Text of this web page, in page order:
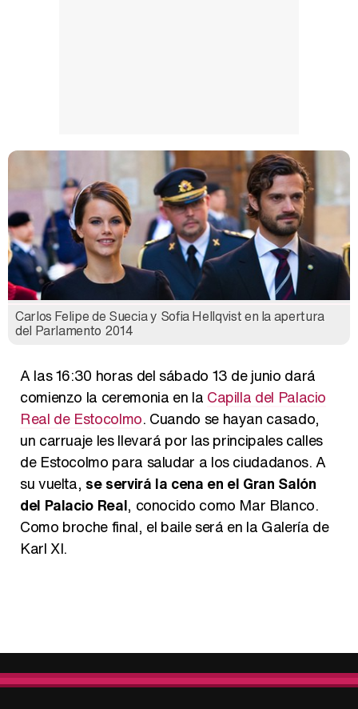
Carlos Felipe de Suecia y Sofia Hellqvist en la apertura
del Parlamento 2014
A las 16:30 horas del sábado 13 de junio dará
comienzo la ceremonia en la Capilla del Palacio
Real de Estocolmo. Cuando se hayan casado,
un carruaje les llevará por las principales calles
de Estocolmo para saludar a los ciudadanos. A
su vuelta, se servirá la cena en el Gran Salón
del Palacio Real, conocido como Mar Blanco.
Como broche final, el baile será en la Galería de
Karl XI.